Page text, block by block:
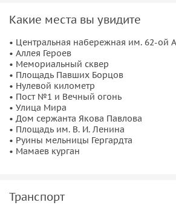
Какие места вы увидите
• Центральная набережная им. 62-ой
• Аллея Героев
• Мемориальный сквер
• Площадь Павших Борцов
• Нулевой километр
• Пост №1 и Вечный огонь
• Улица Мира
• Дом сержанта Якова Павлова
• Площадь им. В. И. Ленина
• Руины мельницы Гергардта
• Мамаев курган
Транспорт